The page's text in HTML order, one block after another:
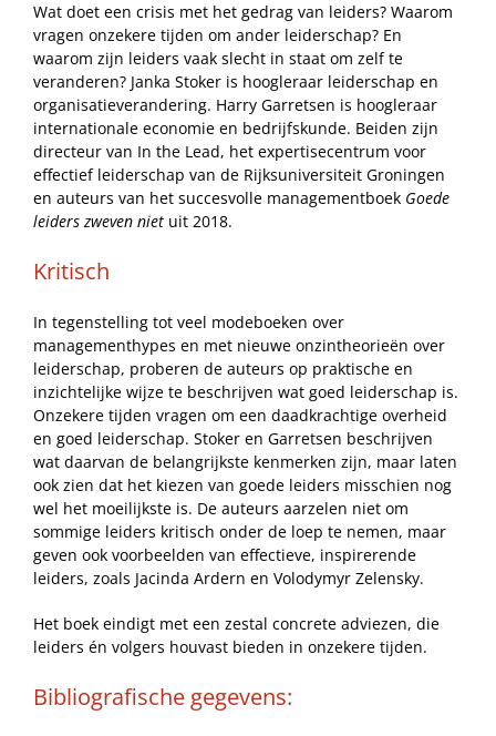
Wat doet een crisis met het gedrag van leiders? Waarom
vragen onzekere tijden om ander leiderschap? En
waarom zijn leiders vaak slecht in staat om zelf te
veranderen? Janka Stoker is hoogleraar leiderschap en
organisatieverandering. Harry Garretsen is hoogleraar
internationale economie en bedrijfskunde. Beiden zijn
directeur van In the Lead, het expertisecentrum voor
effectief leiderschap van de Rijksuniversiteit Groningen
en auteurs van het succesvolle managementboek Goede
leiders zweven niet uit 2018.
Kritisch
In tegenstelling tot veel modeboeken over
managementhypes en met nieuwe onzintheorieën over
leiderschap, proberen de auteurs op praktische en
inzichtelijke wijze te beschrijven wat goed leiderschap is.
Onzekere tijden vragen om een daadkrachtige overheid
en goed leiderschap. Stoker en Garretsen beschrijven
wat daarvan de belangrijkste kenmerken zijn, maar laten
ook zien dat het kiezen van goede leiders misschien nog
wel het moeilijkste is. De auteurs aarzelen niet om
sommige leiders kritisch onder de loep te nemen, maar
geven ook voorbeelden van effectieve, inspirerende
leiders, zoals Jacinda Ardern en Volodymyr Zelensky.
Het boek eindigt met een zestal concrete adviezen, die
leiders én volgers houvast bieden in onzekere tijden.
Bibliografische gegevens: